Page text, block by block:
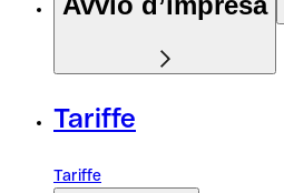
Tariffe
Tariffe